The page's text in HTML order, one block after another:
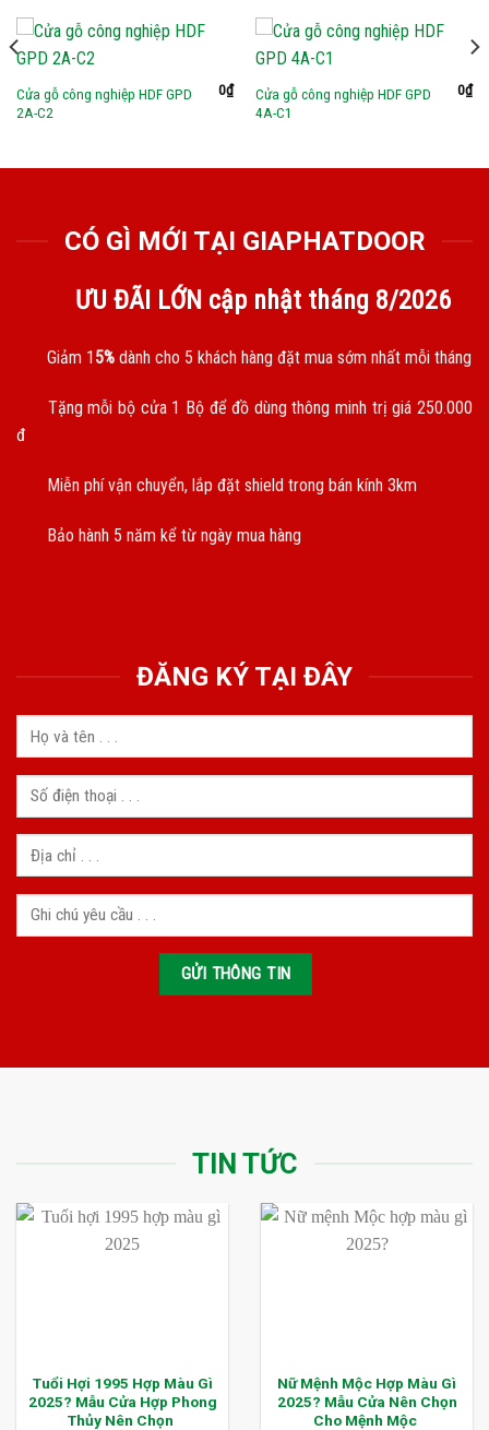
Cửa gỗ công nghiệp HDF GPD
2A-C2
0₫
Cửa gỗ công nghiệp HDF GPD
4A-C1
0₫
CÓ GÌ MỚI TẠI GIAPHATDOOR
ƯU ĐÃI LỚN cập nhật tháng 8/2026
Giảm 15% dành cho 5 khách hàng đặt mua sớm nhất mỗi tháng
Tặng mỗi bộ cửa 1 Bộ để đồ dùng thông minh trị giá 250.000
đ
Miễn phí vận chuyển, lắp đặt shield trong bán kính 3km
Bảo hành 5 năm kể từ ngày mua hàng
ĐĂNG KÝ TẠI ĐÂY
TIN TỨC
Tuổi Hợi 1995 Hợp Màu Gì
2025? Mẫu Cửa Hợp Phong
Thủy Nên Chọn
Nữ Mệnh Mộc Hợp Màu Gì
2025? Mẫu Cửa Nên Chọn
Cho Mệnh Mộc